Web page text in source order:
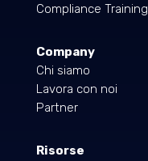
Compliance Training
Company
Chi siamo
Lavora con noi
Partner
Risorse